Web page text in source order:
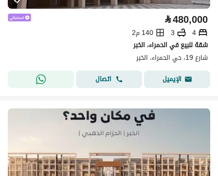
⃁480,000
4
3
140 م2
شقة للبيع في الحمراء، الخبر
شارع 19، حي الحمراء، الخبر
الإيميل
اتصال